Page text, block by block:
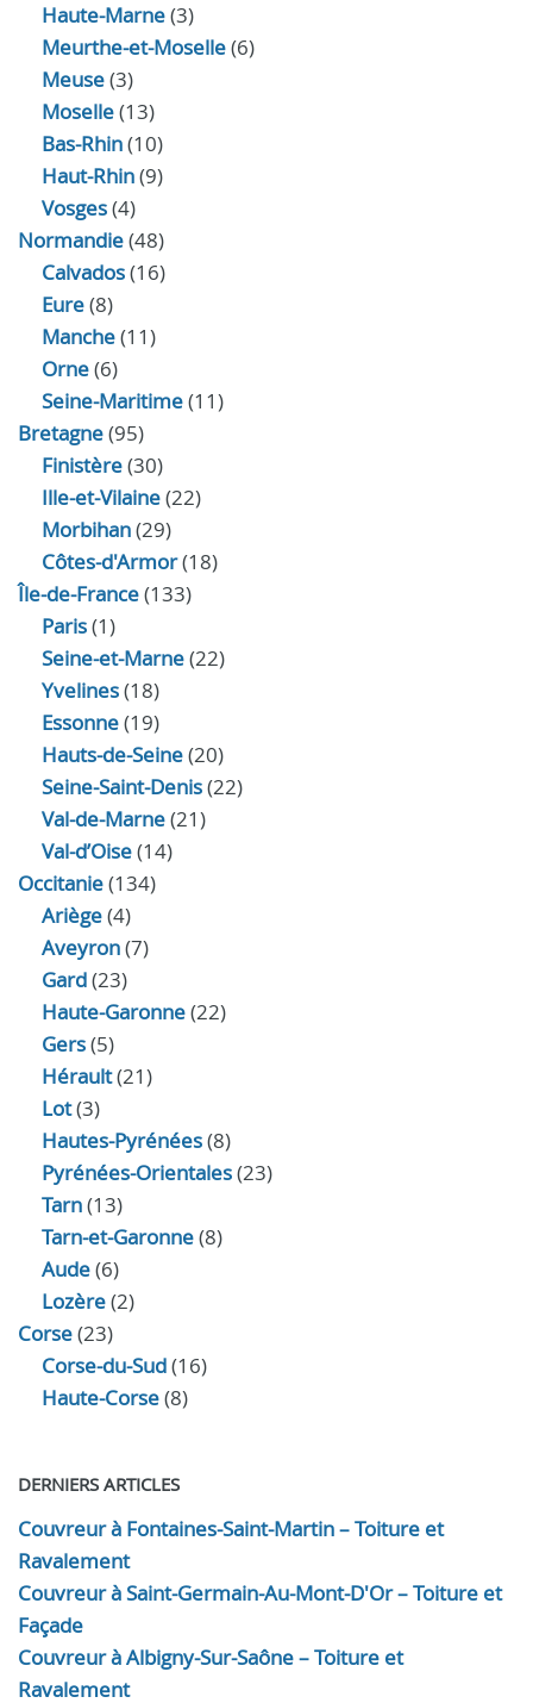
Haute-Marne(3)
Meurthe-et-Moselle(6)
Meuse(3)
Moselle(13)
Bas-Rhin(10)
Haut-Rhin(9)
Vosges(4)
Normandie(48)
Calvados(16)
Eure(8)
Manche(11)
Orne(6)
Seine-Maritime(11)
Bretagne(95)
Finistère(30)
Ille-et-Vilaine(22)
Morbihan(29)
Côtes-d'Armor(18)
Île-de-France(133)
Paris(1)
Seine-et-Marne(22)
Yvelines(18)
Essonne(19)
Hauts-de-Seine(20)
Seine-Saint-Denis(22)
Val-de-Marne(21)
Val-d’Oise(14)
Occitanie(134)
Ariège(4)
Aveyron(7)
Gard(23)
Haute-Garonne(22)
Gers(5)
Hérault(21)
Lot(3)
Hautes-Pyrénées(8)
Pyrénées-Orientales(23)
Tarn(13)
Tarn-et-Garonne(8)
Aude(6)
Lozère(2)
Corse(23)
Corse-du-Sud(16)
Haute-Corse(8)
DERNIERS ARTICLES
Couvreur à Fontaines-Saint-Martin – Toiture et
Ravalement
Couvreur à Saint-Germain-Au-Mont-D'Or – Toiture et
Façade
Couvreur à Albigny-Sur-Saône – Toiture et
Ravalement